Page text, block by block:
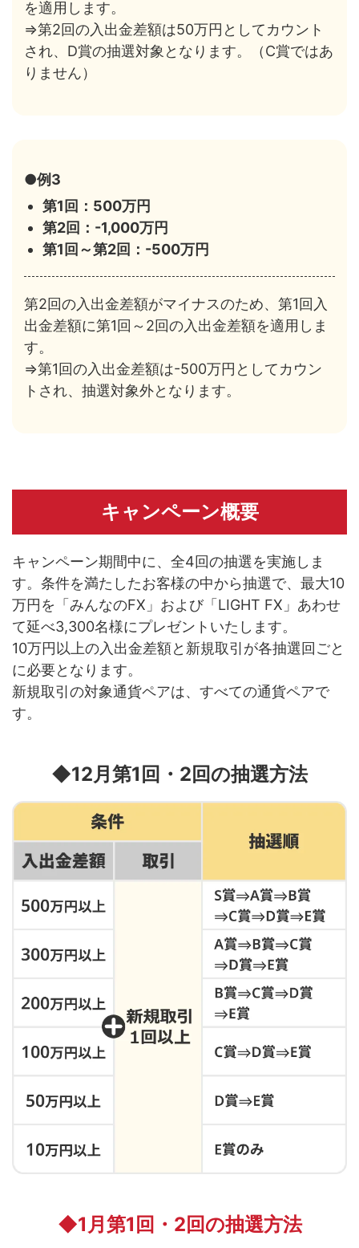
を適用します。
⇒第2回の入出金差額は50万円としてカウント
され、D賞の抽選対象となります。（C賞ではあ
りません）
●例3
第1回：500万円
第2回：-1,000万円
第1回～第2回：-500万円
第2回の入出金差額がマイナスのため、第1回入
出金差額に第1回～2回の入出金差額を適用しま
す。
⇒第1回の入出金差額は-500万円としてカウン
トされ、抽選対象外となります。
キャンペーン概要
キャンペーン期間中に、全4回の抽選を実施しま
す。条件を満たしたお客様の中から抽選で、最大10
万円を「みんなのFX」および「LIGHT FX」あわせ
て延べ3,300名様にプレゼントいたします。
10万円以上の入出金差額と新規取引が各抽選回ごと
に必要となります。
新規取引の対象通貨ペアは、すべての通貨ペアで
す。
◆12月第1回・2回の抽選方法
◆1月第1回・2回の抽選方法